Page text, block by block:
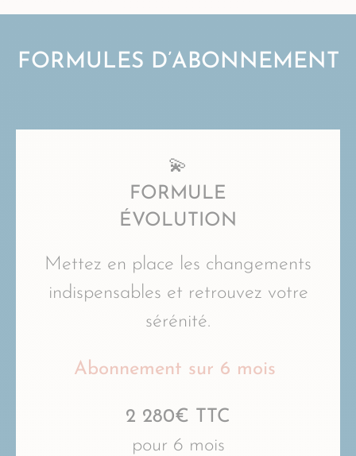
FORMULES D’ABONNEMENT
💫
FORMULE
ÉVOLUTION
Mettez en place les changements
indispensables et retrouvez votre
sérénité.
Abonnement sur 6 mois
2 280€ TTC
pour 6 mois